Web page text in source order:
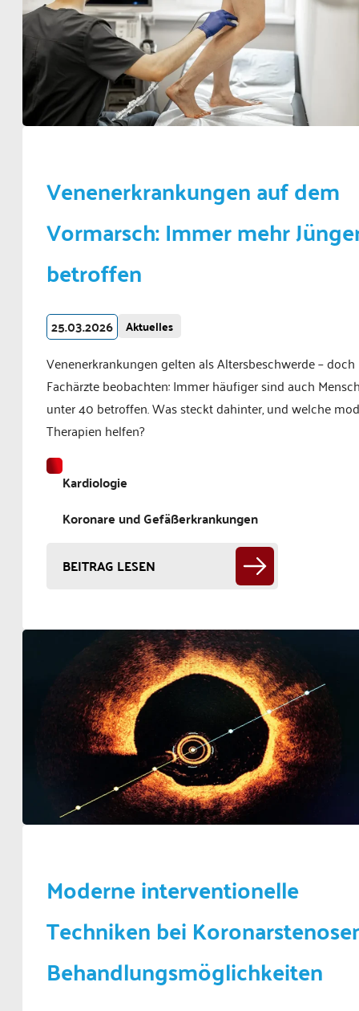
Venenerkrankungen auf dem
Vormarsch: Immer mehr
betroffen
25.03.2026 Aktuelles
Venenerkrankungen gelten als Altersbeschwerde – doch
Fachärzte beobachten: Immer häufiger sind auch
unter 40 betroffen. Was steckt dahinter, und welche
Therapien helfen?
Kardiologie
Koronare und Gefäßerkrankungen
BEITRAG LESEN
Moderne interventionelle
Techniken bei
Behandlungsmöglichkeiten